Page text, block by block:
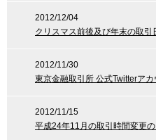
2012/12/04
クリスマス前後及び年末の取
2012/11/30
東京金融取引所 公式Twitterア
2012/11/15
平成24年11月の取引時間変更の